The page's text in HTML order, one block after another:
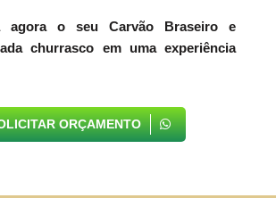
agora o seu Carvão Braseiro e
churrasco em uma experiência
ORÇAMENTO